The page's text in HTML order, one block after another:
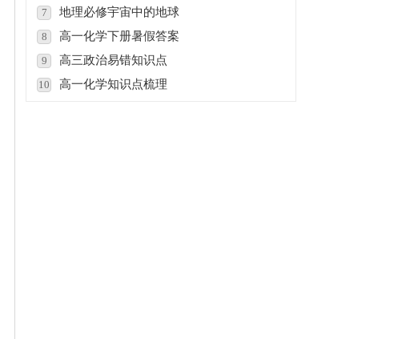
7 地理必修宇宙中的地球
8 高一化学下册暑假答案
9 高三政治易错知识点
10 高一化学知识点梳理